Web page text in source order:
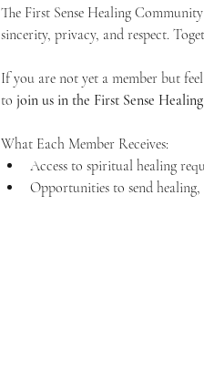
The First Sense Healing
sincerity, privacy, and respect.
If you are not yet a member but
to join us in the First Sense
What Each Member Receives:
Access to spiritual healing
Opportunities to send